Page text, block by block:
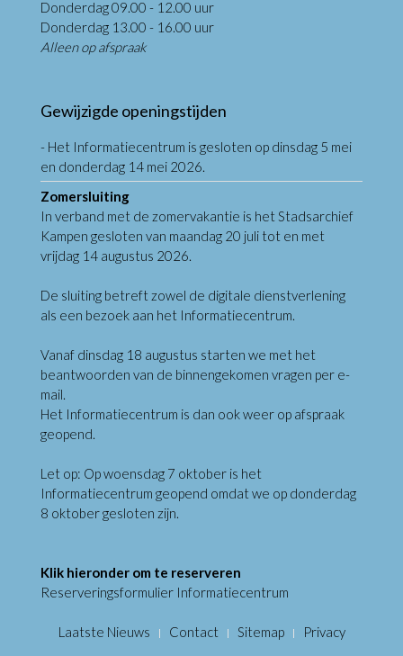
Donderdag 09.00 - 12.00 uur
Donderdag 13.00 - 16.00 uur
Alleen op afspraak
Gewijzigde openingstijden
- Het Informatiecentrum is gesloten op dinsdag 5 mei
en donderdag 14 mei 2026.
Zomersluiting
In verband met de zomervakantie is het Stadsarchief
Kampen gesloten van maandag 20 juli tot en met
vrijdag 14 augustus 2026.
De sluiting betreft zowel de digitale dienstverlening
als een bezoek aan het Informatiecentrum.
Vanaf dinsdag 18 augustus starten we met het
beantwoorden van de binnengekomen vragen per e-
mail.
Het Informatiecentrum is dan ook weer op afspraak
geopend.
Let op: Op woensdag 7 oktober is het
Informatiecentrum geopend omdat we op donderdag
8 oktober gesloten zijn.
Klik hieronder om te reserveren
Reserveringsformulier Informatiecentrum
Laatste Nieuws Contact Sitemap
Privacy